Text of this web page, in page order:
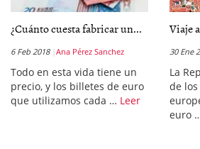
¿Cuánto cuesta fabricar un...
6 Feb 2018 Ana Pérez Sanchez
Todo en esta vida tiene un
precio, y los billetes de euro
que utilizamos cada … Leer
Viaje
30 Ene
La
de los
euro